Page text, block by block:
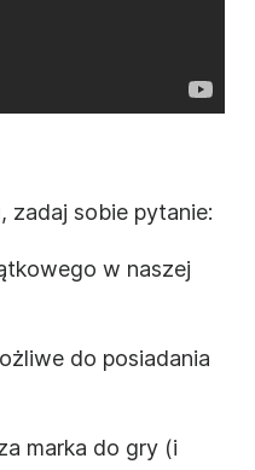
zadaj sobie pytanie:
w naszej
do posiadania
marka do gry (i